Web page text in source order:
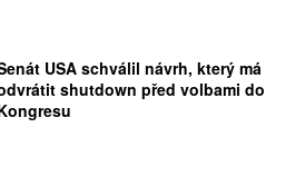
USA schválil návrh, který má
shutdown před volbami do